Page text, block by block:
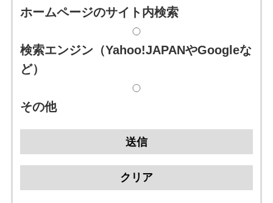
ホームページのサイト内検索
検索エンジン（Yahoo!JAPANやGoogleな
ど）
その他